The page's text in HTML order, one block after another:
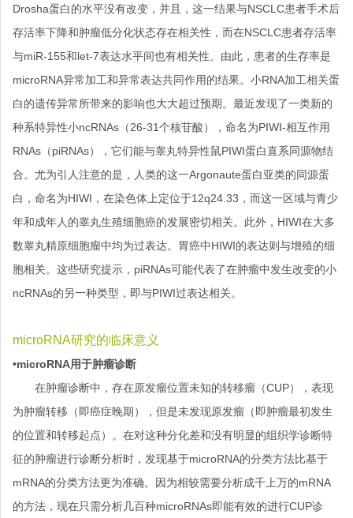
Drosha蛋白的水平没有改变，并且，这一结果与NSCLC患者手术后
存活率下降和肿瘤低分化状态存在相关性，而在NSCLC患者存活率
与miR-155和let-7表达水平间也有相关性。由此，患者的生存率是
microRNA异常加工和异常表达共同作用的结果。小RNA加工相关蛋
白的遗传异常所带来的影响也大大超过预期。最近发现了一类新的
种系特异性小ncRNAs（26-31个核苷酸），命名为PIWI-相互作用
RNAs（piRNAs），它们能与睾丸特异性鼠PIWI蛋白直系同源物结
合。尤为引人注意的是，人类的这一Argonaute蛋白亚类的同源蛋
白，命名为HIWI，在染色体上定位于12q24.33，而这一区域与青少
年和成年人的睾丸生殖细胞癌的发展密切相关。此外，HIWI在大多
数睾丸精原细胞瘤中均为过表达。胃癌中HIWI的表达则与增殖的细
胞相关。这些研究提示，piRNAs可能代表了在肿瘤中发生改变的小
ncRNAs的另一种类型，即与PIWI过表达相关。
microRNA研究的临床意义
•microRNA用于肿瘤诊断
在肿瘤诊断中，存在原发瘤位置未知的转移瘤（CUP），表现
为肿瘤转移（即癌症晚期），但是未发现原发瘤（即肿瘤最初发生
的位置和转移起点）。在对这种分化差和没有明显的组织学诊断特
征的肿瘤进行诊断分析时，发现基于microRNA的分类方法比基于
mRNA的分类方法更为准确。因为相较需要分析成千上万的mRNA
的方法，现在只需分析几百种microRNAs即能有效的进行CUP诊